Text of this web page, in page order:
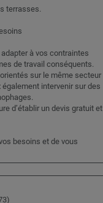
terrasses.
à vos contraintes
de travail conséquents.
sur le même secteur
intervenir sur des
d’établir un devis gratuit et
besoins et de vous